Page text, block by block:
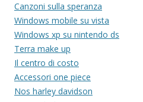
Canzoni sulla speranza
Windows mobile su vista
Windows xp su nintendo ds
Terra make up
Il centro di costo
Accessori one piece
Nos harley davidson